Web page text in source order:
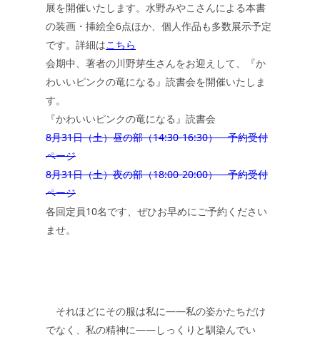
展を開催いたします。水野みやこさんによる本書
の装画・挿絵全6点ほか、個人作品も多数展示予定
です。詳細はこちら
会期中、著者の川野芽生さんをお迎えして、『か
わいいピンクの竜になる』読書会を開催いたしま
す。
『かわいいピンクの竜になる』読書会
8月31日（土）昼の部（14:30-16:30） 予約受付
ページ
8月31日（土）夜の部（18:00-20:00） 予約受付
ページ
各回定員10名です、ぜひお早めにご予約ください
ませ。
それほどにその服は私に——私の姿かたちだけ
でなく、私の精神に——しっくりと馴染んでい